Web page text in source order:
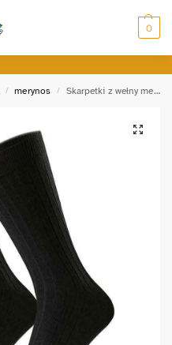
0
/ merynos / Skarpetki z wełny merynosów bezuciskowe XL